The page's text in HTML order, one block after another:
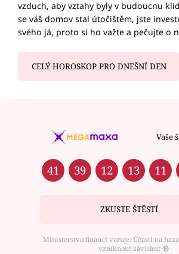
vzduch, aby vztahy byly v budoucnu
se váš domov stal útočištěm, jste
svého já, proto si ho važte a pečujte o
CELÝ HOROSKOP PRO DNEŠNÍ DEN
Vaše
41 39 12 13 11
ZKUSTE ŠTĚSTÍ
Ministerstvo financí varuje: Účastí na
vzniknout závislost ⑱